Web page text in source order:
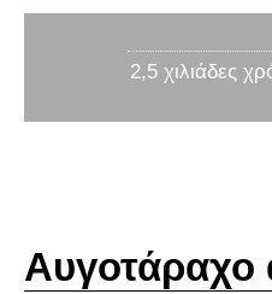
2,5 χιλιάδες
Αυγοτάραχο